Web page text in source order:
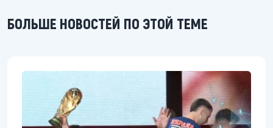
БОЛЬШЕ НОВОСТЕЙ ПО ЭТОЙ ТЕМЕ